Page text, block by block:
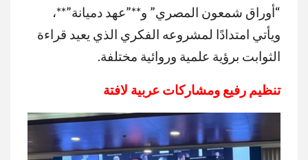
“أوراق شمعون المصري” و**”عهد دميانة”**،
ويأتي امتدادًا لمشروعه الفكري الذي يعيد قراءة
الثوابت برؤية علمية وروائية مختلفة.
تنظيم رفيع ومشاركات عربية لافتة